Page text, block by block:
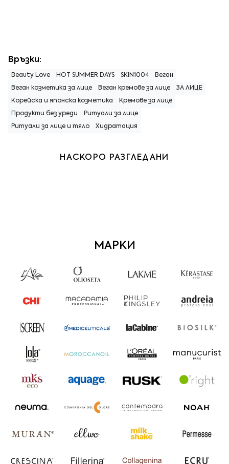
Връзки:
Beauty Love HOT SUMMER DAYS SKIN1004 Веган
Веган козметика за лице Веган кремове за лице ЗА ЛИЦЕ
Корейска и японска козметика Кремове за лице
Продукти без уреди Ритуали за лице
Ритуали за лице и тяло Хидратация
НАСКОРО РАЗГЛЕДАНИ
МАРКИ